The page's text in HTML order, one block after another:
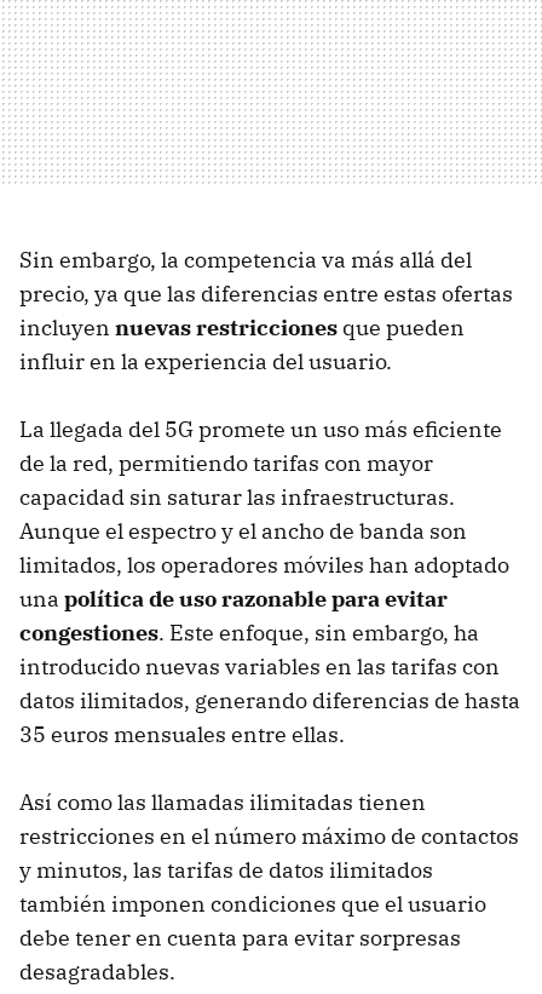
Sin embargo, la competencia va más allá del
precio, ya que las diferencias entre estas ofertas
incluyen nuevas restricciones que pueden
influir en la experiencia del usuario.
La llegada del 5G promete un uso más eficiente
de la red, permitiendo tarifas con mayor
capacidad sin saturar las infraestructuras.
Aunque el espectro y el ancho de banda son
limitados, los operadores móviles han adoptado
una política de uso razonable para evitar
congestiones. Este enfoque, sin embargo, ha
introducido nuevas variables en las tarifas con
datos ilimitados, generando diferencias de hasta
35 euros mensuales entre ellas.
Así como las llamadas ilimitadas tienen
restricciones en el número máximo de contactos
y minutos, las tarifas de datos ilimitados
también imponen condiciones que el usuario
debe tener en cuenta para evitar sorpresas
desagradables.